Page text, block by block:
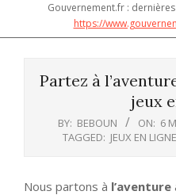
Gouvernement.fr :
https://
Partez à
jeux
BY: BEBOUN ON: 6
TAGGED: JEUX EN LIGNE
Nous partons à l’aventure